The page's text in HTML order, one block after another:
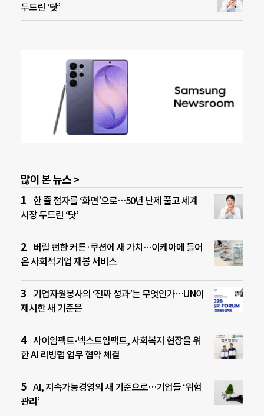
두드린 ‘닷’
많이 본 뉴스 >
한 줄 점자를 ‘화면’으로…50년 난제 풀고 세계
시장 두드린 ‘닷’
버릴 뻔한 커튼·쿠션에 새 가치…이케아에 들어
온 사회적기업 재봉 서비스
기업자원봉사의 ‘진짜 성과’는 무엇인가…UN이
제시한 새 기준은
사이임팩트-넥스트임팩트, 사회복지 현장을 위
한 AI 리빙랩 업무 협약 체결
AI, 지속가능경영의 새 기준으로…기업들 ‘위험
관리’